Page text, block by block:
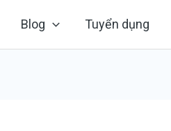
Blog Tuyển dụng